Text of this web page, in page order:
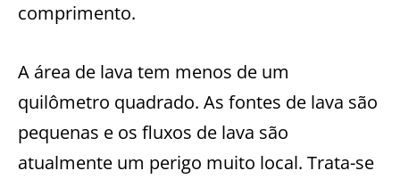
comprimento.
A área de lava tem menos de um
quilômetro quadrado. As fontes de lava são
pequenas e os fluxos de lava são
atualmente um perigo muito local. Trata-se